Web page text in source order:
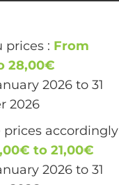
prices : From
28,00€
2026 to 31
2026
prices accordingly
to 21,00€
2026 to 31